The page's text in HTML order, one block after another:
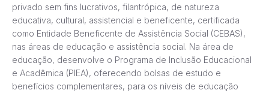
privado sem fins lucrativos, filantrópica, de natureza
educativa, cultural, assistencial e beneficente, certificada
como Entidade Beneficente de Assistência Social (CEBAS),
nas áreas de educação e assistência social. Na área de
educação, desenvolve o Programa de Inclusão Educacional
e Acadêmica (PIEA), oferecendo bolsas de estudo e
benefícios complementares, para os níveis de educação